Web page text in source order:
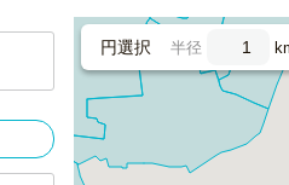
円選択 半径